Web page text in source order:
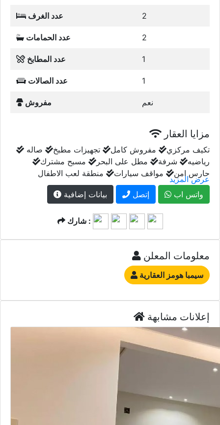
عدد الغرف 2
عدد الحمامات 2
عدد المطابخ 1
عدد الصالات 1
مفروش نعم
مزايا العقار
تكيف مركزي مفروش كامل تجهيزات مطبخ
صاله
رياضيه
شرفة مطل على البحر
مسبح مشترك
حارس امن
مواقف سيارات منطقة لعب الاطفال
عرض المزيد
بيانات إضافية
إتصل واتس اب
شارك :
معلومات المعلن
سيمبا هومز العقارية
إعلانات مشابهة